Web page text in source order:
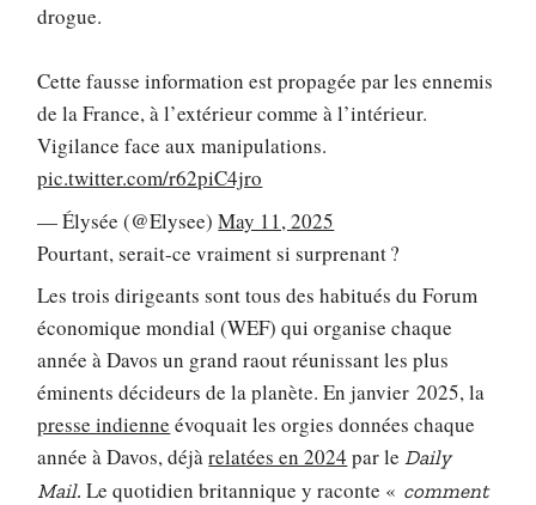
drogue.
Cette fausse information est propagée par les ennemis
de la France, à l’extérieur comme à l’intérieur.
Vigilance face aux manipulations.
pic.twitter.com/r62piC4jro
— Élysée (@Elysee)May 11, 2025
Pourtant, serait-ce vraiment si surprenant ?
Les trois dirigeants sont tous des habitués du Forum
économique mondial (WEF) qui organise chaque
année à Davos un grand raout réunissant les plus
éminents décideurs de la planète. En janvier 2025, la
presse indienne évoquait les orgies données chaque
année à Davos, déjàrelatées en 2024 par leDaily
Mail.Le quotidien britannique y raconte « comment